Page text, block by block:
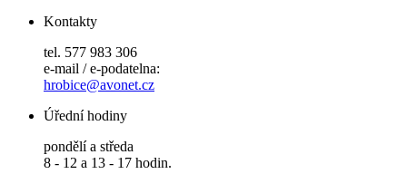
Kontakty
tel. 577 983 306
e-mail / e-podatelna:
hrobice@avonet.cz
Úřední hodiny
pondělí a středa
8 - 12 a 13 - 17 hodin.